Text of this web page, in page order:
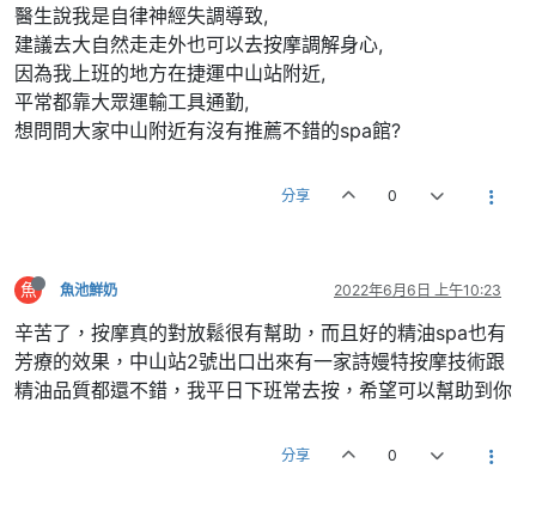
醫生說我是自律神經失調導致,
建議去大自然走走外也可以去按摩調解身心,
因為我上班的地方在捷運中山站附近,
平常都靠大眾運輸工具通勤,
想問問大家中山附近有沒有推薦不錯的spa館?
分享 0
魚 魚池鮮奶 2022年6月6日 上午10:23
辛苦了，按摩真的對放鬆很有幫助，而且好的精油spa也有
芳療的效果，中山站2號出口出來有一家詩嫚特按摩技術跟
精油品質都還不錯，我平日下班常去按，希望可以幫助到你
分享 0